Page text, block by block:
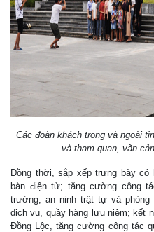
Các đoàn khách trong và ngoài
và tham quan, vãn
Đồng thời, sắp xếp trưng bày có
bàn điện tử; tăng cường công
trường, an ninh trật tự và phòng
dịch vụ, quầy hàng lưu niệm; kết
Đồng Lộc, tăng cường công tác